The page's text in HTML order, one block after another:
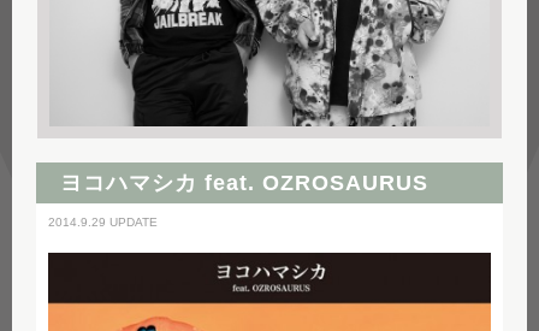
ヨコハマシカ feat. OZROSAURUS
2014.9.29 UPDATE